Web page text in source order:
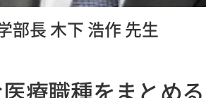
部長 木下 浩作 先生
療職種をまとめ